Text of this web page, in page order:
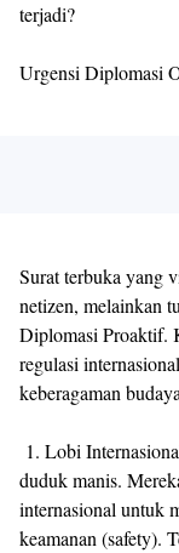
terjadi?
Urgensi Diplomasi
Surat terbuka yang
netizen, melainkan
Diplomasi Proaktif.
regulasi
keberagaman
1. Lobi
duduk manis.
internasional untuk
keamanan (safety).